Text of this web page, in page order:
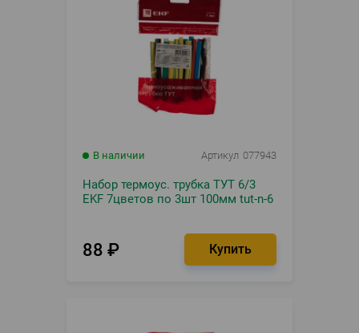
В наличии Артикул 077943
Набор термоус. трубка ТУТ 6/3
EKF 7цветов по 3шт 100мм tut-n-6
88 ₽